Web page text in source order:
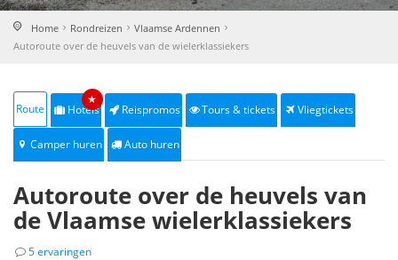
Home Rondreizen
Vlaamse Ardennen
Autoroute over de heuvels van de wielerklassiekers
Route Hotels
★
Reispromos Tours & tickets Vliegtickets
Camper huren Auto huren
Autoroute over de heuvels van
de Vlaamse wielerklassiekers
5 ervaringen